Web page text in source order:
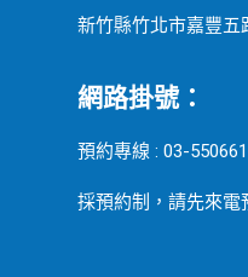
新竹縣竹北市嘉豐五
網路掛號：
預約專線 : 03-
採預約制，請先來電